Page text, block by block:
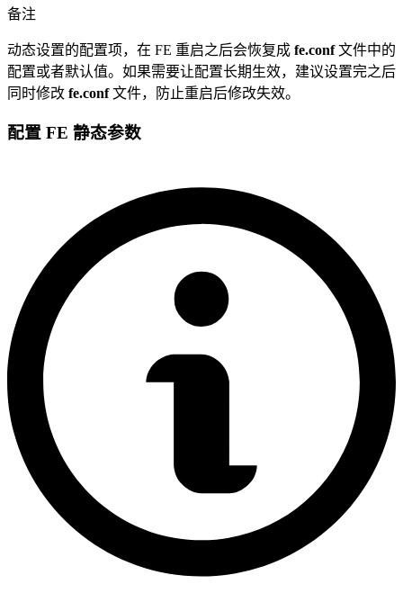
备注
动态设置的配置项，在 FE 重启之后会恢复成 fe.conf文件中的
配置或者默认值。如果需要让配置长期生效，建议设置完之后
同时修改 fe.conf文件，防止重启后修改失效。
配置 FE 静态参数